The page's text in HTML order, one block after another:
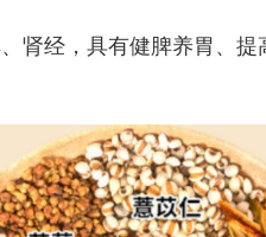
肾经，具有健脾养胃、